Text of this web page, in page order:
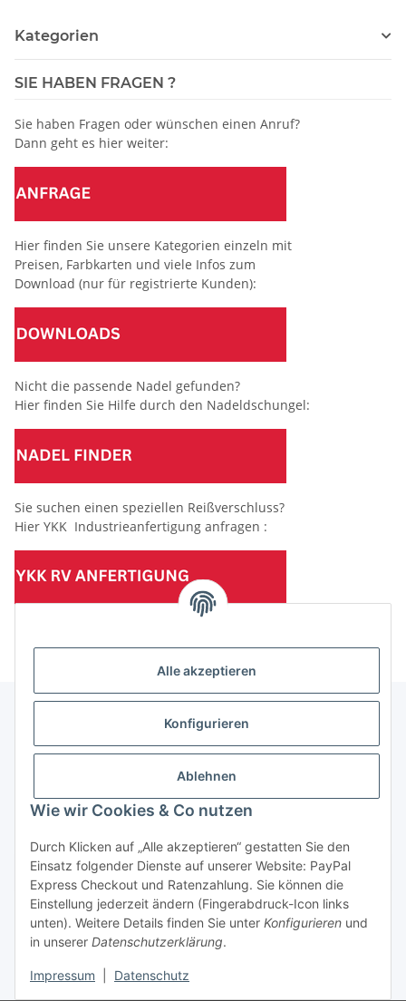
Alle akzeptieren
Konfigurieren
Ablehnen
Wie wir Cookies & Co nutzen
Durch Klicken auf „Alle akzeptieren“ gestatten Sie den
Einsatz folgender Dienste auf unserer Website: PayPal
Express Checkout und Ratenzahlung. Sie können die
Einstellung jederzeit ändern (Fingerabdruck-Icon links
unten). Weitere Details finden Sie unter Konfigurieren und
in unserer Datenschutzerklärung.
Impressum Datenschutz
Kategorien
SIE HABEN FRAGEN ?
Sie haben Fragen oder wünschen einen Anruf?
Dann geht es hier weiter:
Hier finden Sie unsere Kategorien einzeln mit
Preisen, Farbkarten und viele Infos zum
Download (nur für registrierte Kunden):
Nicht die passende Nadel gefunden?
Hier finden Sie Hilfe durch den Nadeldschungel:
Sie suchen einen speziellen Reißverschluss?
Hier YKK Industrieanfertigung anfragen :
(Mindesttabnahmemenge 10 Stück je Länge und Farbe)
Informationen
Gesetzliche Informationen
Vertrag widerrufen
* Alle Preise zzgl. gesetzlicher USt., zzgl.